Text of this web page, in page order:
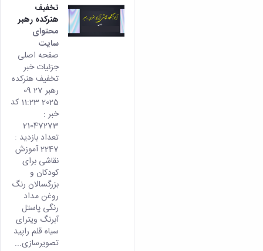
تخفیف
هنرکده رهبر
محتوای
سایت
صفحه اصلی
جزئیات خبر
تخفیف هنرکده
رهبر 27 09
2025 11:23 کد
خبر :
21047273
تعداد بازدید :
2247 آموزش
نقاشی برای
کودکان و
بزرگسالان رنگ
روغن مداد
رنگی پاستل
آبرنگ ویترای
سیاه قلم راپید
تصویرسازی...